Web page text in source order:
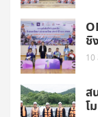
ชิ
10
ส
โ